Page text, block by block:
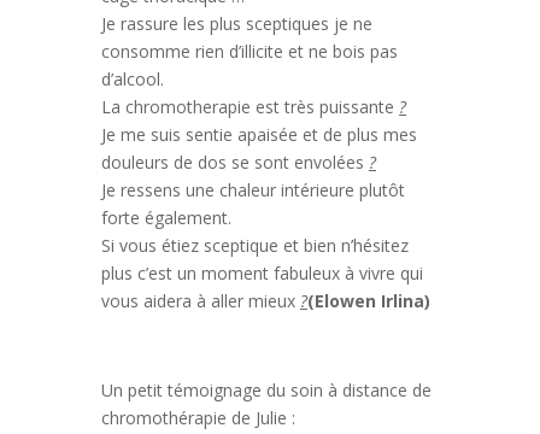
Je rassure les plus sceptiques je ne
consomme rien d’illicite et ne bois pas
d’alcool.
La chromotherapie est très puissante ?
Je me suis sentie apaisée et de plus mes
douleurs de dos se sont envolées ?
Je ressens une chaleur intérieure plutôt
forte également.
Si vous étiez sceptique et bien n’hésitez
plus c’est un moment fabuleux à vivre qui
vous aidera à aller mieux ?(Elowen Irlina)
Un petit témoignage du soin à distance de
chromothérapie de Julie :